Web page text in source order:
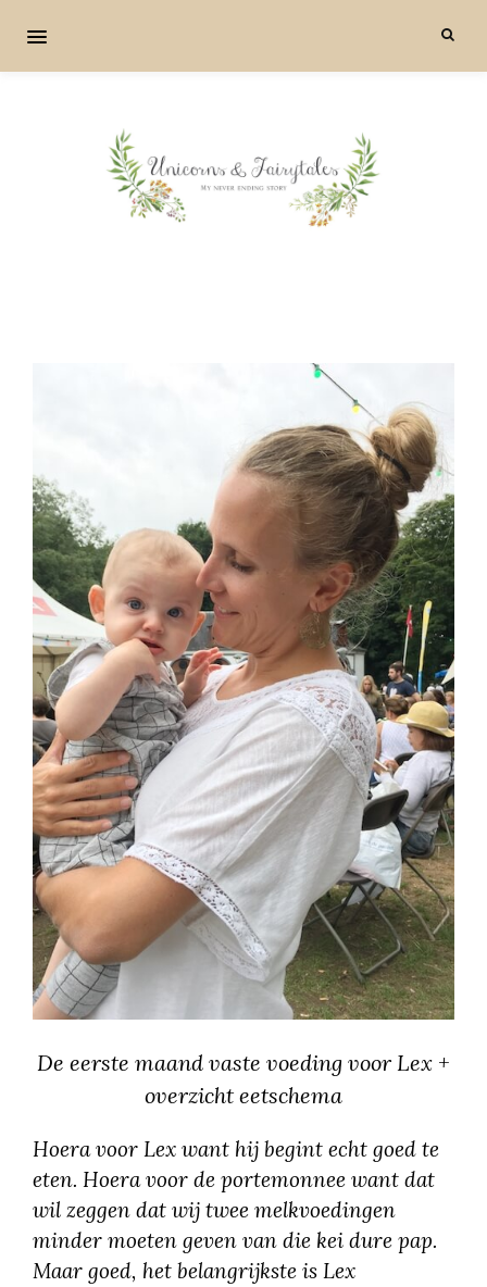
De eerste maand vaste voeding voor Lex +
overzicht eetschema
Hoera voor Lex want hij begint echt goed te
eten. Hoera voor de portemonnee want dat
wil zeggen dat wij twee melkvoedingen
minder moeten geven van die kei dure pap.
Maar goed, het belangrijkste is Lex